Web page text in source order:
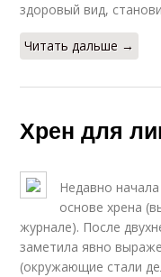
здоровый вид,
Читать дальше →
Хрен для
Недавно
основе хрена
журнале). После
заметила явно
(окружающие стали